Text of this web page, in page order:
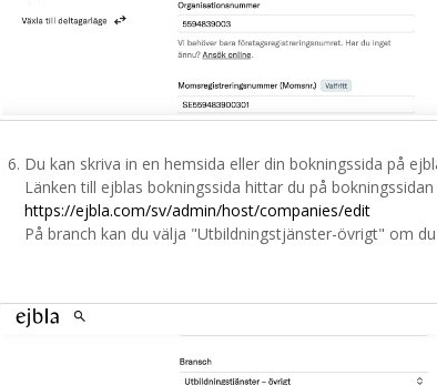
Du kan skriva in en hemsida eller din bokningssida på
Länken till ejblas bokningssida hittar du på
https://ejbla.com/sv/admin/host/companies/edit
På branch kan du välja "Utbildningstjänster-övrigt" om